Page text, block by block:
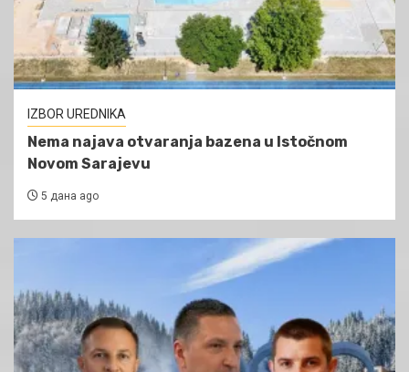
IZBOR UREDNIKA
Nema najava otvaranja bazena u Istočnom
Novom Sarajevu
5 дана ago